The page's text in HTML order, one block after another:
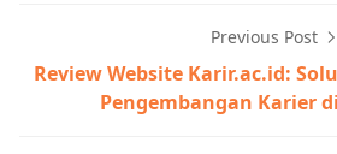
Previous Post
Review Website Karir.ac.id:
Pengembangan Karier